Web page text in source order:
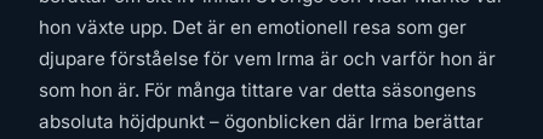
hon växte upp. Det är en emotionell resa som ger
djupare förståelse för vem Irma är och varför hon är
som hon är. För många tittare var detta säsongens
absoluta höjdpunkt – ögonblicken där Irma berättar